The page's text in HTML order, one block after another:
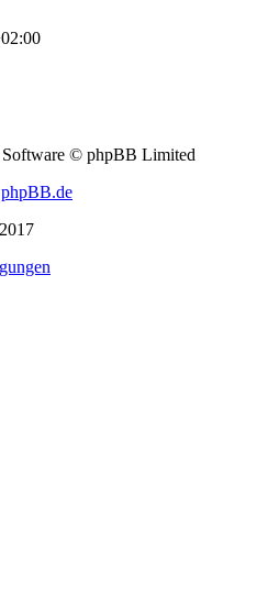
© phpBB Limited
phpBB.de